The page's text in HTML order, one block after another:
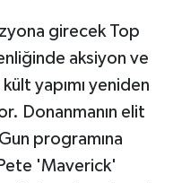
girecek Top
aksiyon ve
yapımı yeniden
Donanmanın elit
programına
'Maverick'